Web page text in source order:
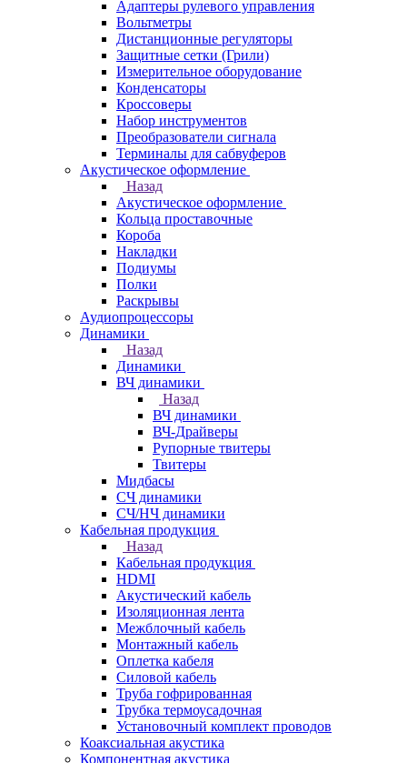
Адаптеры рулевого управления
Вольтметры
Дистанционные регуляторы
Защитные сетки (Грили)
Измерительное оборудование
Конденсаторы
Кроссоверы
Набор инструментов
Преобразователи сигнала
Терминалы для сабвуферов
Акустическое оформление
Назад
Акустическое оформление
Кольца проставочные
Короба
Накладки
Подиумы
Полки
Раскрывы
Аудиопроцессоры
Динамики
Назад
Динамики
ВЧ динамики
Назад
ВЧ динамики
ВЧ-Драйверы
Рупорные твитеры
Твитеры
Мидбасы
СЧ динамики
СЧ/НЧ динамики
Кабельная продукция
Назад
Кабельная продукция
HDMI
Акустический кабель
Изоляционная лента
Межблочный кабель
Монтажный кабель
Оплетка кабеля
Силовой кабель
Труба гофрированная
Трубка термоусадочная
Установочный комплект проводов
Коаксиальная акустика
Компонентная акустика